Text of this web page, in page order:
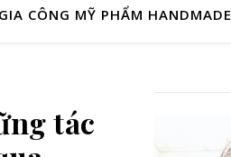
GIA CÔNG MỸ PHẨM HANDMADE
tác